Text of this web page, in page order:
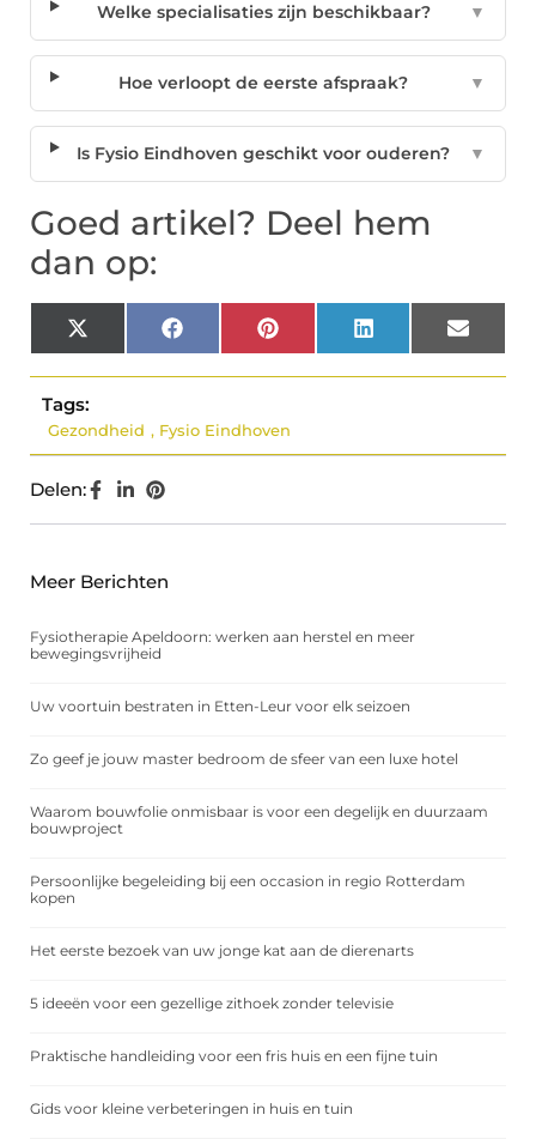
Welke specialisaties zijn beschikbaar? ▼
Hoe verloopt de eerste afspraak? ▼
Is Fysio Eindhoven geschikt voor ouderen? ▼
Goed artikel? Deel hem
dan op:
X
(Twitter)
Facebook Pinterest LinkedIn Email
Tags:
Gezondheid , Fysio Eindhoven
Delen:
Meer Berichten
Fysiotherapie Apeldoorn: werken aan herstel en meer
bewegingsvrijheid
Uw voortuin bestraten in Etten-Leur voor elk seizoen
Zo geef je jouw master bedroom de sfeer van een luxe hotel
Waarom bouwfolie onmisbaar is voor een degelijk en duurzaam
bouwproject
Persoonlijke begeleiding bij een occasion in regio Rotterdam
kopen
Het eerste bezoek van uw jonge kat aan de dierenarts
5 ideeën voor een gezellige zithoek zonder televisie
Praktische handleiding voor een fris huis en een fijne tuin
Gids voor kleine verbeteringen in huis en tuin